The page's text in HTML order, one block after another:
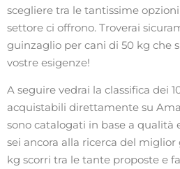
scegliere tra le tantissime
settore ci offrono. Troverai
guinzaglio per cani di 50 kg che
vostre esigenze!
A seguire vedrai la classifica dei
acquistabili direttamente su
sono catalogati in base a qualità
sei ancora alla ricerca del
kg scorri tra le tante proposte e